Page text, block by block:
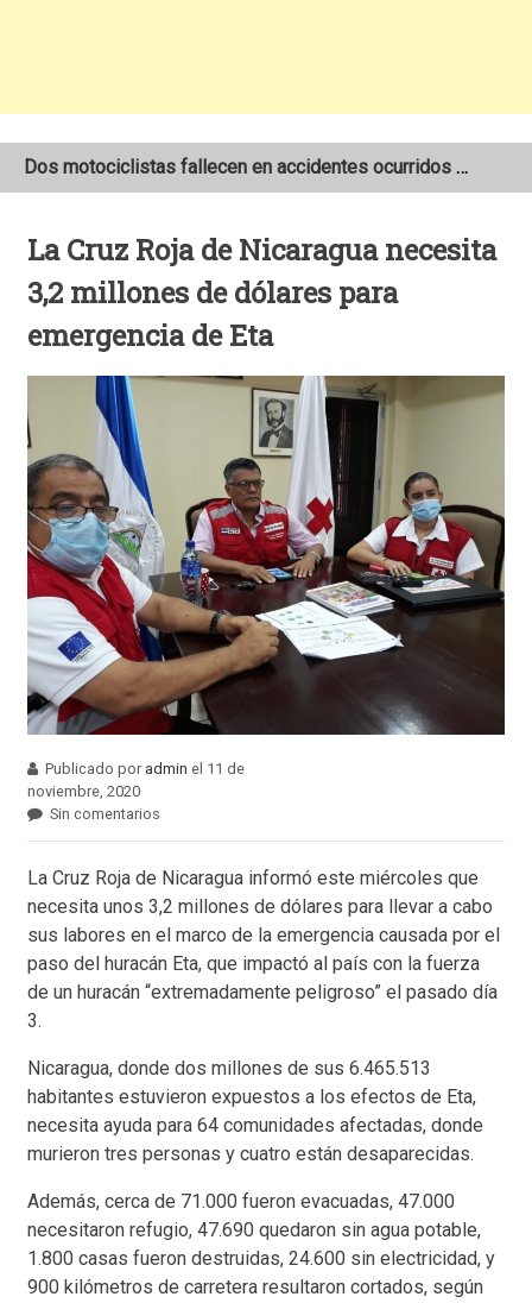
Dos motociclistas fallecen en accidentes ocurridos en la Carretera Nueva a León
NOAA mantiene pronóstico de una temporada de huracanes por debajo de lo normal en el Atlántico
La Cruz Roja de Nicaragua necesita
3,2 millones de dólares para
emergencia de Eta
Publicado por admin el 11 de
noviembre, 2020
Sin comentarios
La Cruz Roja de Nicaragua informó este miércoles que
necesita unos 3,2 millones de dólares para llevar a cabo
sus labores en el marco de la emergencia causada por el
paso del huracán Eta, que impactó al país con la fuerza
de un huracán “extremadamente peligroso” el pasado día
3.
Nicaragua, donde dos millones de sus 6.465.513
habitantes estuvieron expuestos a los efectos de Eta,
necesita ayuda para 64 comunidades afectadas, donde
murieron tres personas y cuatro están desaparecidas.
Además, cerca de 71.000 fueron evacuadas, 47.000
necesitaron refugio, 47.690 quedaron sin agua potable,
1.800 casas fueron destruidas, 24.600 sin electricidad, y
900 kilómetros de carretera resultaron cortados, según